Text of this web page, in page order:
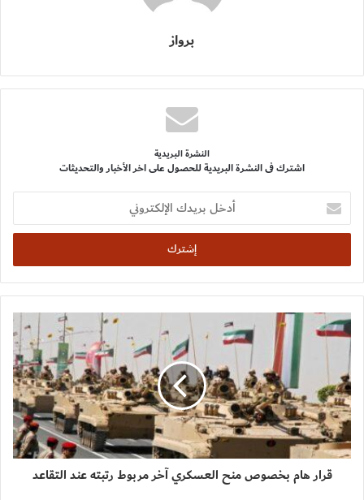
برواز
النشرة البريدية
اشترك فى النشرة البريدية للحصول على اخر الأخبار والتحديثات
أدخل
بريدك
الإلكتروني
قرار هام بخصوص منح العسكري آخر مربوط رتبته عند التقاعد